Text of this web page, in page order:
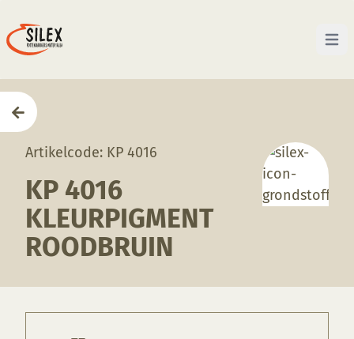
Open
Artikelcode: KP 4016
KP 4016
KLEURPIGMENT
ROODBRUIN